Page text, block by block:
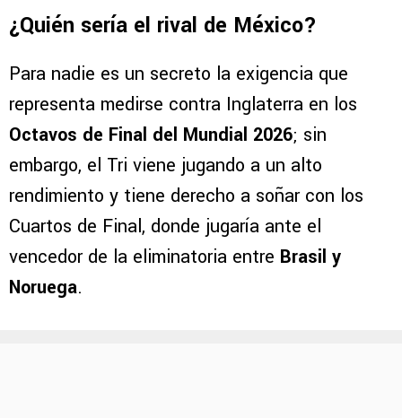
¿Quién sería el rival de México?
Para nadie es un secreto la exigencia que
representa medirse contra Inglaterra en los
Octavos de Final del Mundial 2026; sin
embargo, el Tri viene jugando a un alto
rendimiento y tiene derecho a soñar con los
Cuartos de Final, donde jugaría ante el
vencedor de la eliminatoria entre Brasil y
Noruega.